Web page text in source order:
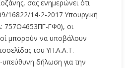
σας ενημερώνει ότι
16822/14-2-2017 Υπουργική
ΓΦ0), οι
μπορούν να υποβάλουν
του ΥΠ.Α.Α.Τ.
δήλωση για την